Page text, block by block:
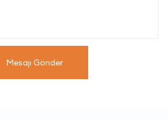
Mesajı Gönder